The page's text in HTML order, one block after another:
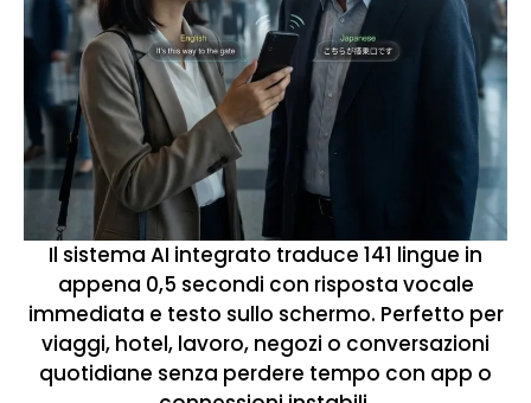
Il sistema AI integrato traduce 141 lingue in
appena 0,5 secondi con risposta vocale
immediata e testo sullo schermo. Perfetto per
viaggi, hotel, lavoro, negozi o conversazioni
quotidiane senza perdere tempo con app o